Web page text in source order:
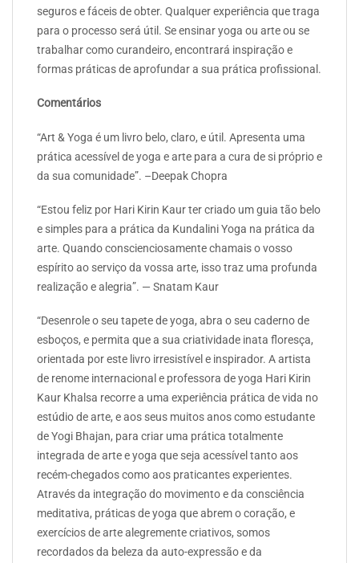
seguros e fáceis de obter. Qualquer experiência que traga
para o processo será útil. Se ensinar yoga ou arte ou se
trabalhar como curandeiro, encontrará inspiração e
formas práticas de aprofundar a sua prática profissional.
Comentários
“Art & Yoga é um livro belo, claro, e útil. Apresenta uma
prática acessível de yoga e arte para a cura de si próprio e
da sua comunidade”. –Deepak Chopra
“Estou feliz por Hari Kirin Kaur ter criado um guia tão belo
e simples para a prática da Kundalini Yoga na prática da
arte. Quando conscienciosamente chamais o vosso
espírito ao serviço da vossa arte, isso traz uma profunda
realização e alegria”. — Snatam Kaur
“Desenrole o seu tapete de yoga, abra o seu caderno de
esboços, e permita que a sua criatividade inata floresça,
orientada por este livro irresistível e inspirador. A artista
de renome internacional e professora de yoga Hari Kirin
Kaur Khalsa recorre a uma experiência prática de vida no
estúdio de arte, e aos seus muitos anos como estudante
de Yogi Bhajan, para criar uma prática totalmente
integrada de arte e yoga que seja acessível tanto aos
recém-chegados como aos praticantes experientes.
Através da integração do movimento e da consciência
meditativa, práticas de yoga que abrem o coração, e
exercícios de arte alegremente criativos, somos
recordados da beleza da auto-expressão e da